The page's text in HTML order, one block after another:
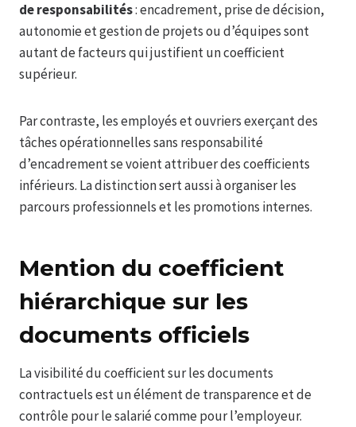
de responsabilités: encadrement, prise de décision,
autonomie et gestion de projets ou d’équipes sont
autant de facteurs qui justifient un coefficient
supérieur.
Par contraste, les employés et ouvriers exerçant des
tâches opérationnelles sans responsabilité
d’encadrement se voient attribuer des coefficients
inférieurs. La distinction sert aussi à organiser les
parcours professionnels et les promotions internes.
Mention du coefficient
hiérarchique sur les
documents officiels
La visibilité du coefficient sur les documents
contractuels est un élément de transparence et de
contrôle pour le salarié comme pour l’employeur.